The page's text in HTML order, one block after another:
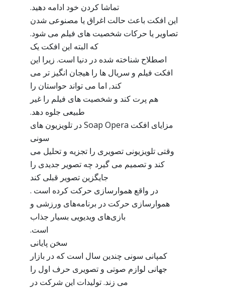
تماشا کردن خود ادامه دهید.
این افکت باعث حالت اغراق یا مصنوعی شدن
تصاویر یا حرکات شخصیت های فیلم می شود.
که البته این افکت یک
اصطلاح شناخته شده در دنیا است. زیرا این
افکت فیلم و سریال ها را هیجان انگیز تر می
کند, اما می تواند حواستان را
هم پرت کند و شخصیت های فیلم را غیر
طبیعی جلوه دهد.
مزایای افکت Soap Opera در تلویزیون های
سونی
وقتی تلویزیونی تصویری را تجزیه و تحلیل می
کند و تصمیم می گیرد چه تصویر جدیدی را
جایگزین تصویر قبلی کند
در واقع هموارسازی حرکت کرده است .
هموارسازی حرکت در برنامه‌های ورزشی و
بازی‌های ویدیویی بسیار جذاب
است.
سخن پایانی
کمپانی سونی چندین سال است که در بازار
جهانی لوازم صوتی و تصویری حرف اول را
می زند. تولیدات این شرکت در